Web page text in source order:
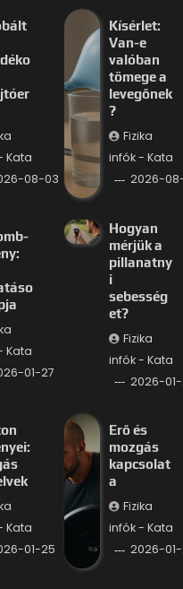
Kata
08-03
Kísérlet:
Van-e
valóban
tömege a
levegőnek
?
Fizika
infók - Kata
2026-
Kata
01-27
Hogyan
mérjük a
pillanatny
i
sebesség
et?
Fizika
infók - Kata
2026-
Kata
01-25
Erő és
mozgás
kapcsolat
a
Fizika
infók - Kata
2026-